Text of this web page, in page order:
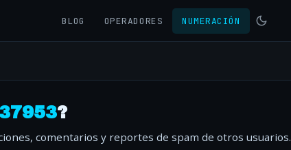
BLOG OPERADORES NUMERACIÓN
?
comentarios y reportes de spam de otros usuarios.